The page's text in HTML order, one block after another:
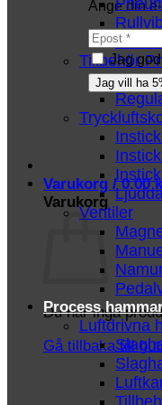
Ange din
Jag
Varukorg /0.00
Varukorg
Du har inga
Gå tillbaka till
Tillbehör
Ventiler
Process
Luftdrivna